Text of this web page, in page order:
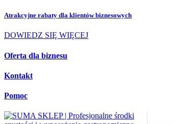
Atrakcyjne rabaty dla klientów biznesowych
DOWIEDZ SIĘ WIĘCEJ
Oferta dla biznesu
Kontakt
Pomoc